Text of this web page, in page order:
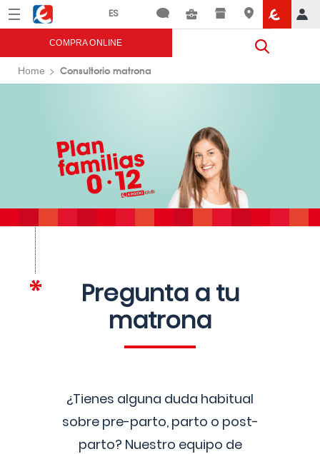
Menú Eroski
COMPRA ONLINE
Home Consultorio matrona
Pregunta a tu
matrona
¿Tienes alguna duda habitual
sobre pre-parto, parto o post-
parto? Nuestro equipo de